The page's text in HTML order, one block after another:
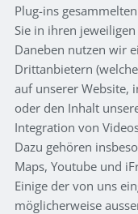
Plug-ins
Sie in ihren
Daneben nutzen wir
Drittanbietern
auf unserer Website,
oder den Inhalt
Integration von
Dazu gehören
Maps, Youtube und
Einige der von uns
möglicherweise